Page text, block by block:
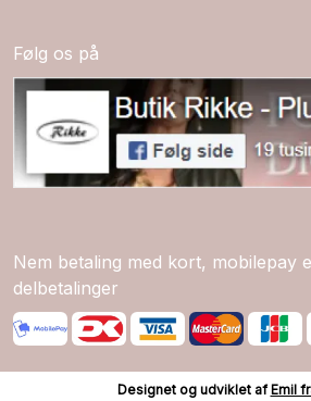
Følg os på
Nem betaling med kort, mobilepay
delbetalinger
Designet og udviklet af Emil